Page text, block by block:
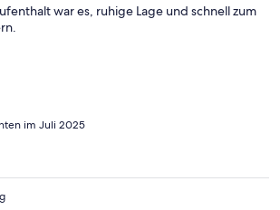
war es, ruhige Lage und schnell zum
im Juli 2025